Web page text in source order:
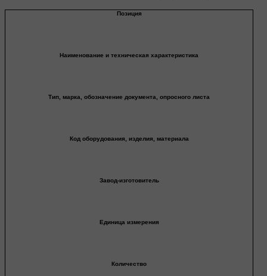
Позиция
Наименование и техническая характеристика
Тип, марка, обозначение документа, опросного листа
Код оборудования, изделия, материала
Завод-изготовитель
Единица измерения
Количество